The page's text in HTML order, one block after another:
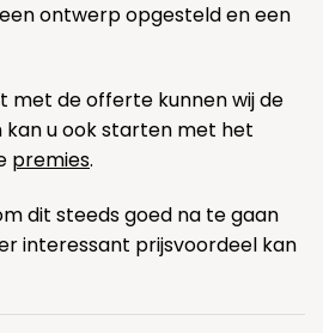
ontwerp opgesteld en een
met de offerte kunnen wij de
kan u ook starten met het
premies.
dit steeds goed na te gaan
interessant prijsvoordeel kan